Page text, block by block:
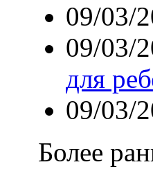
09/03/
09/03/
для
09/03/
Более